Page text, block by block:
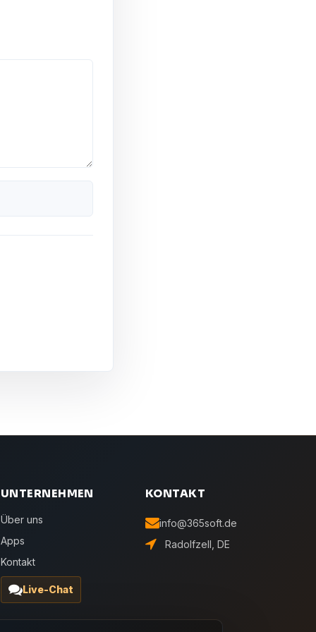
UNTERNEHMEN
Über uns
Apps
Kontakt
Live-Chat
KONTAKT
info@365soft.de
Radolfzell, DE